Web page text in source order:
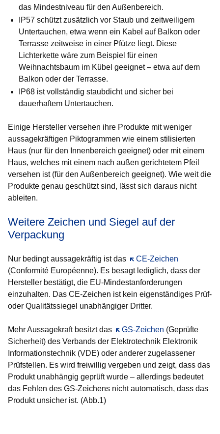
das Mindestniveau für den Außenbereich.
IP57 schützt zusätzlich vor Staub und zeitweiligem
Untertauchen, etwa wenn ein Kabel auf Balkon oder
Terrasse zeitweise in einer Pfütze liegt. Diese
Lichterkette wäre zum Beispiel für einen
Weihnachtsbaum im Kübel geeignet – etwa auf dem
Balkon oder der Terrasse.
IP68 ist vollständig staubdicht und sicher bei
dauerhaftem Untertauchen.
Einige Hersteller versehen ihre Produkte mit weniger
aussagekräftigen Piktogrammen wie einem stilisierten
Haus (nur für den Innenbereich geeignet) oder mit einem
Haus, welches mit einem nach außen gerichtetem Pfeil
versehen ist (für den Außenbereich geeignet). Wie weit die
Produkte genau geschützt sind, lässt sich daraus nicht
ableiten.
Weitere Zeichen und Siegel auf der
Verpackung
Nur bedingt aussagekräftig ist das CE-Zeichen
Öffnet sich in einem
(Conformité Européenne). Es besagt lediglich, dass der
Hersteller bestätigt, die EU-Mindestanforderungen
einzuhalten. Das CE-Zeichen ist kein eigenständiges Prüf-
oder Qualitätssiegel unabhängiger Dritter.
Mehr Aussagekraft besitzt das GS-Zeichen
Öffnet sich in einem neuen
(Geprüfte
Sicherheit) des Verbands der Elektrotechnik Elektronik
Informationstechnik (VDE) oder anderer zugelassener
Prüfstellen. Es wird freiwillig vergeben und zeigt, dass das
Produkt unabhängig geprüft wurde – allerdings bedeutet
das Fehlen des GS-Zeichens nicht automatisch, dass das
Produkt unsicher ist. (Abb.1)